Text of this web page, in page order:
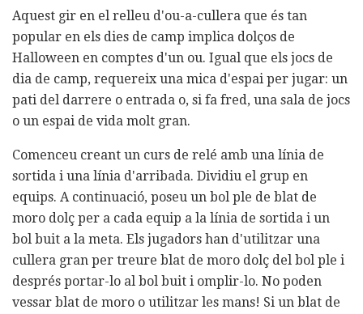
Aquest gir en el relleu d'ou-a-cullera que és tan
popular en els dies de camp implica dolços de
Halloween en comptes d'un ou. Igual que els jocs de
dia de camp, requereix una mica d'espai per jugar: un
pati del darrere o entrada o, si fa fred, una sala de jocs
o un espai de vida molt gran.
Comenceu creant un curs de relé amb una línia de
sortida i una línia d'arribada. Dividiu el grup en
equips. A continuació, poseu un bol ple de blat de
moro dolç per a cada equip a la línia de sortida i un
bol buit a la meta. Els jugadors han d'utilitzar una
cullera gran per treure blat de moro dolç del bol ple i
després portar-lo al bol buit i omplir-lo. No poden
vessar blat de moro o utilitzar les mans! Si un blat de